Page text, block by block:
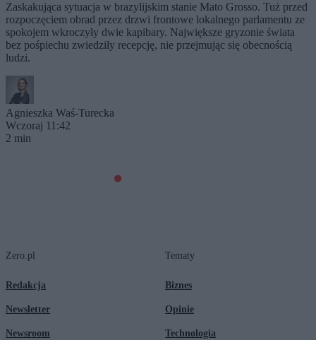
Zaskakująca sytuacja w brazylijskim stanie Mato Grosso. Tuż przed
rozpoczęciem obrad przez drzwi frontowe lokalnego parlamentu ze
spokojem wkroczyły dwie kapibary. Największe gryzonie świata
bez pośpiechu zwiedziły recepcję, nie przejmując się obecnością
ludzi.
Agnieszka Waś-Turecka
Wczoraj 11:42
2 min
Zero.pl
Redakcja
Newsletter
Newsroom
Tematy
Biznes
Opinie
Technologia